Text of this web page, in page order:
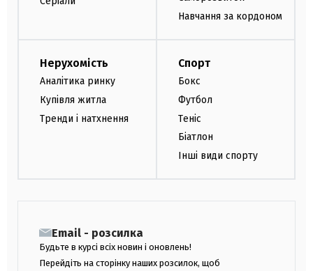
Навчання за кордоном
Нерухомість
Аналітика ринку
Купівля житла
Тренди і натхнення
Спорт
Бокс
Футбол
Теніс
Біатлон
Інші види спорту
Email - розсилка
Будьте в курсі всіх новин і оновлень!
Перейдіть на сторінку наших розсилок, щоб